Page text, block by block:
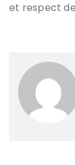
et respect